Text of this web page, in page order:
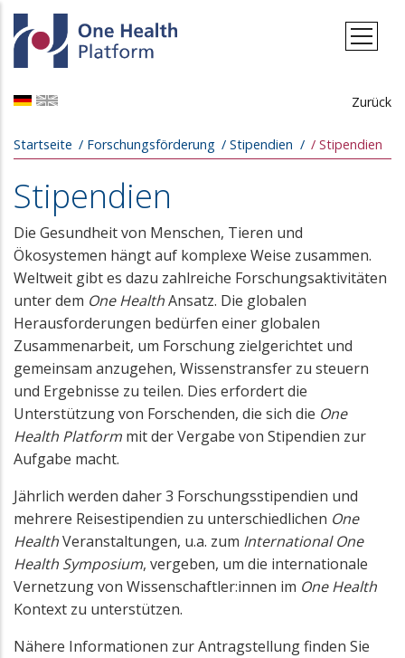
Direkt zum Inhalt
Zurück
Pfadnavigation
Startseite Forschungsförderung Stipendien Stipendien
Stipendien
Die Gesundheit von Menschen, Tieren und
Ökosystemen hängt auf komplexe Weise zusammen.
Weltweit gibt es dazu zahlreiche Forschungsaktivitäten
unter dem One HealthAnsatz. Die globalen
Herausforderungen bedürfen einer globalen
Zusammenarbeit, um Forschung zielgerichtet und
gemeinsam anzugehen, Wissenstransfer zu steuern
und Ergebnisse zu teilen. Dies erfordert die
Unterstützung von Forschenden, die sich die One
Health Platform mit der Vergabe von Stipendien zur
Aufgabe macht.
Jährlich werden daher 3 Forschungsstipendien und
mehrere Reisestipendien zu unterschiedlichen One
HealthVeranstaltungen, u.a. zum International One
Health Symposium, vergeben, um die internationale
Vernetzung von Wissenschaftler:innen im One Health
Kontext zu unterstützen.
Nähere Informationen zur Antragstellung finden Sie